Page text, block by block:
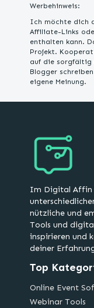
Werbehinweis:
Ich möchte dich
Affiliate-Links
enthalten kann.
Projekt.
auf die sorgfältig
Blogger
eigene Meinung.
Im Digital Affin
nützliche und
Tools und
inspirieren und
deiner
Top
Online Event
Webinar Tools